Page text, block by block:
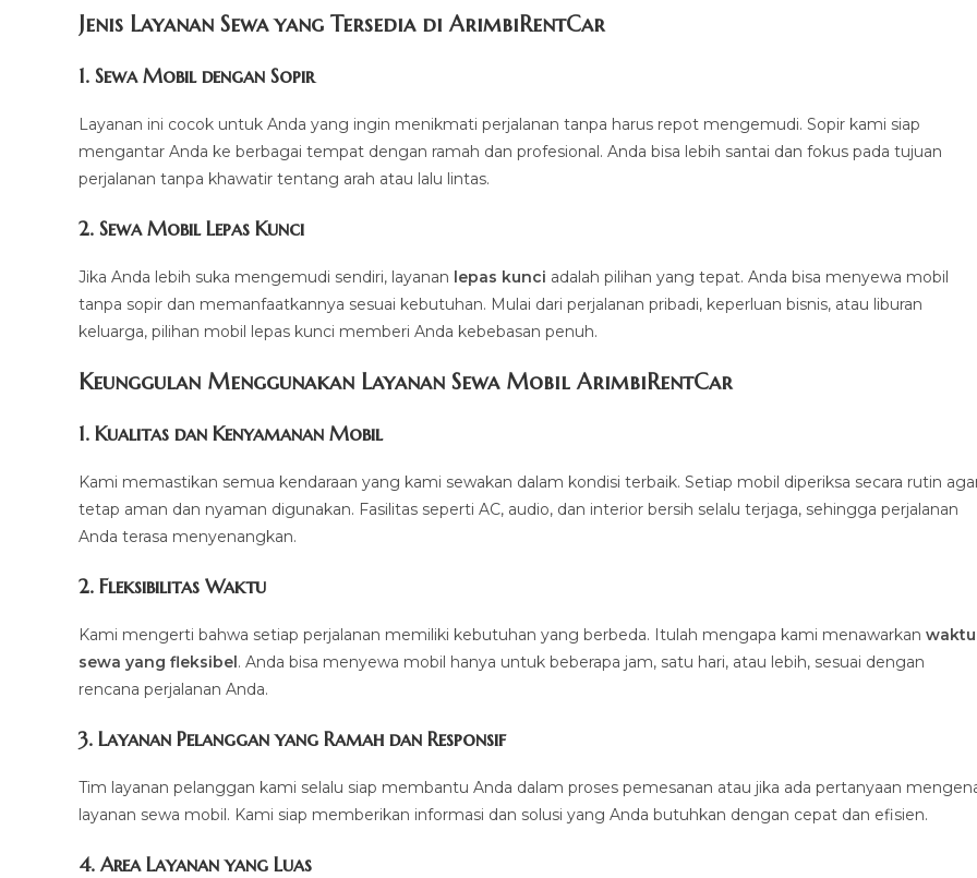
Jenis Layanan Sewa yang Tersedia di ArimbiRentCar
1. Sewa Mobil dengan Sopir
Layanan ini cocok untuk Anda yang ingin menikmati perjalanan tanpa harus repot mengemudi. Sopir kami siap
mengantar Anda ke berbagai tempat dengan ramah dan profesional. Anda bisa lebih santai dan fokus pada tujuan
perjalanan tanpa khawatir tentang arah atau lalu lintas.
2. Sewa Mobil Lepas Kunci
Jika Anda lebih suka mengemudi sendiri, layanan lepas kunci adalah pilihan yang tepat. Anda bisa menyewa mobil
tanpa sopir dan memanfaatkannya sesuai kebutuhan. Mulai dari perjalanan pribadi, keperluan bisnis, atau liburan
keluarga, pilihan mobil lepas kunci memberi Anda kebebasan penuh.
Keunggulan Menggunakan Layanan Sewa Mobil ArimbiRentCar
1. Kualitas dan Kenyamanan Mobil
Kami memastikan semua kendaraan yang kami sewakan dalam kondisi terbaik. Setiap mobil diperiksa secara rutin
tetap aman dan nyaman digunakan. Fasilitas seperti AC, audio, dan interior bersih selalu terjaga, sehingga perjalanan
Anda terasa menyenangkan.
2. Fleksibilitas Waktu
Kami mengerti bahwa setiap perjalanan memiliki kebutuhan yang berbeda. Itulah mengapa kami menawarkan waktu
sewa yang fleksibel. Anda bisa menyewa mobil hanya untuk beberapa jam, satu hari, atau lebih, sesuai dengan
rencana perjalanan Anda.
3. Layanan Pelanggan yang Ramah dan Responsif
Tim layanan pelanggan kami selalu siap membantu Anda dalam proses pemesanan atau jika ada pertanyaan
layanan sewa mobil. Kami siap memberikan informasi dan solusi yang Anda butuhkan dengan cepat dan efisien.
4. Area Layanan yang Luas